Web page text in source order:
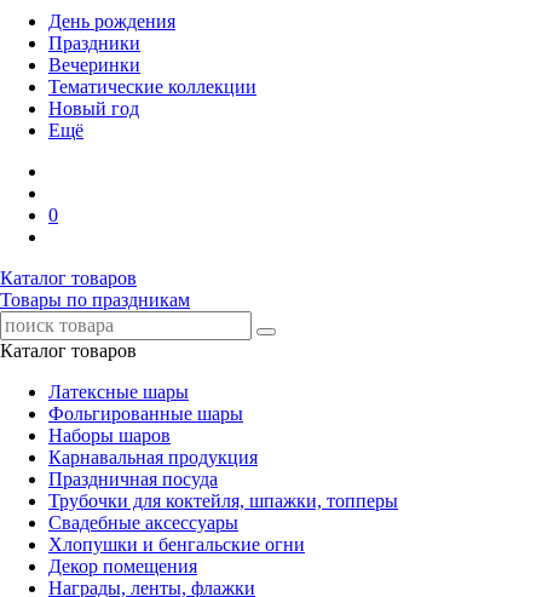
День рождения
Праздники
Вечеринки
Тематические коллекции
Новый год
Ещё
0
Каталог товаров
Товары по праздникам
Каталог товаров
Латексные шары
Фольгированные шары
Наборы шаров
Карнавальная продукция
Праздничная посуда
Трубочки для коктейля, шпажки, топперы
Свадебные аксессуары
Хлопушки и бенгальские огни
Декор помещения
Награды, ленты, флажки